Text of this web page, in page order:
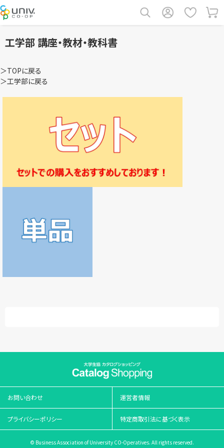
工学部 講座・教材・教科書
＞TOPに戻る
＞工学部に戻る
お問い合わせ 運営者情報
プライバシーポリシー 特定商取引法に基づく表示
© Business Association of University CO-Operatives. All rights reserved.